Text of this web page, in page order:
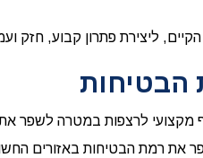
ליצירת פתרון קבוע, חזק
הבטיחות
מקצועי לרצפות במטרה לשפר
את רמת הבטיחות באזורים